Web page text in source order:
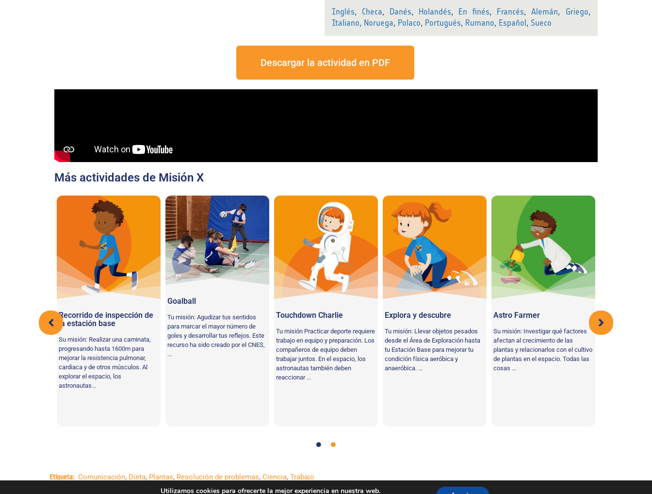
Inglés, Checa, Danés, Holandés, En finés, Francés,Alemán, Griego,
Italiano, Noruega, Polaco, Portugués, Rumano, Español, Sueco
Descargar la actividad en PDF
Más actividades de Misión X
base
Recorrido de inspección de
la estación base
Su misión: Realizar una caminata,
progresando hasta 1600m para
mejorar la resistencia pulmonar,
cardiaca y de otros músculos. Al
explorar el espacio, los
astronautas...
Goalball
Tu misión: Agudizar tus sentidos
para marcar el mayor número de
goles y desarrollar tus reflejos. Este
recurso ha sido creado por el CNES,
...
Touchdown Charlie
Tu misión Practicar deporte requiere
trabajo en equipo y preparación. Los
compañeros de equipo deben
trabajar juntos. En el espacio, los
astronautas también deben
reaccionar ...
Explora y descubre
Tu misión: Llevar objetos pesados
desde el Área de Exploración hasta
tu Estación Base para mejorar tu
condición física aeróbica y
anaeróbica. ...
Astro Farmer
Su misión: Investigar qué factores
afectan al crecimiento de las
plantas y relacionarlos con el cultivo
de plantas en el espacio. Todas las
cosas ...
Mano biónica
Tu misión:
Etiqueta: Comunicación, Dieta, Plantas, Resolución de problemas, Ciencia, Trabajo
Utilizamos cookies para ofrecerte la mejor experiencia en nuestra web.